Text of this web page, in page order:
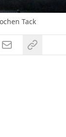
Tack